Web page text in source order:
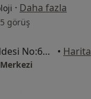
· Daha fazla
görüş
Kültür Mahallesi Atatürk Caddesi No:66, Akdeniz • Harita